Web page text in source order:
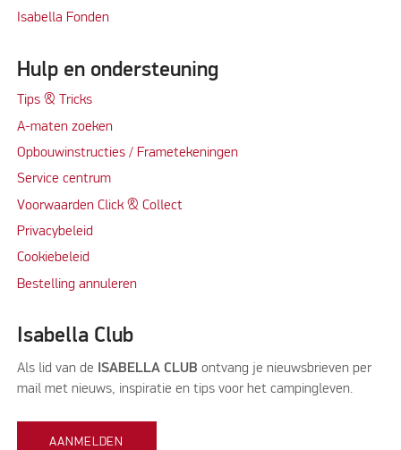
Isabella Fonden
Hulp en ondersteuning
Tips & Tricks
A-maten zoeken
Opbouwinstructies / Frametekeningen
Service centrum
Voorwaarden Click & Collect
Privacybeleid
Cookiebeleid
Bestelling annuleren
Isabella Club
Als lid van de ISABELLA CLUB ontvang je nieuwsbrieven per
mail met nieuws, inspiratie en tips voor het campingleven.
AANMELDEN